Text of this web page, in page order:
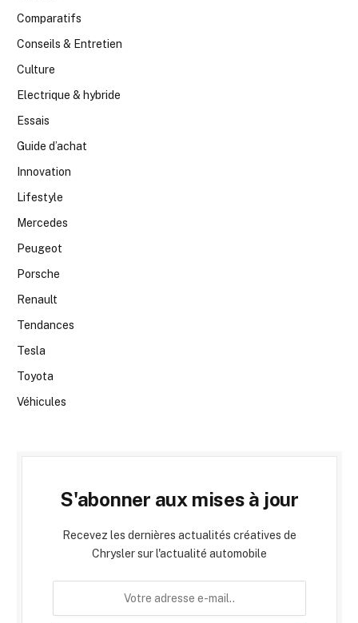
Comparatifs
Conseils & Entretien
Culture
Electrique & hybride
Essais
Guide d’achat
Innovation
Lifestyle
Mercedes
Peugeot
Porsche
Renault
Tendances
Tesla
Toyota
Véhicules
S'abonner aux mises à jour
Recevez les dernières actualités créatives de
Chrysler sur l'actualité automobile